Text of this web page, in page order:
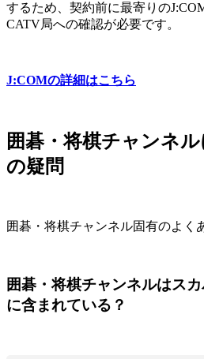
するため、契約前に最寄りの
CATV局への確認が必要です。
J:COMの詳細はこちら
囲碁・将棋チャンネ
の疑問
囲碁・将棋チャンネル固有のよく
囲碁・将棋チャンネルはス
に含まれている？